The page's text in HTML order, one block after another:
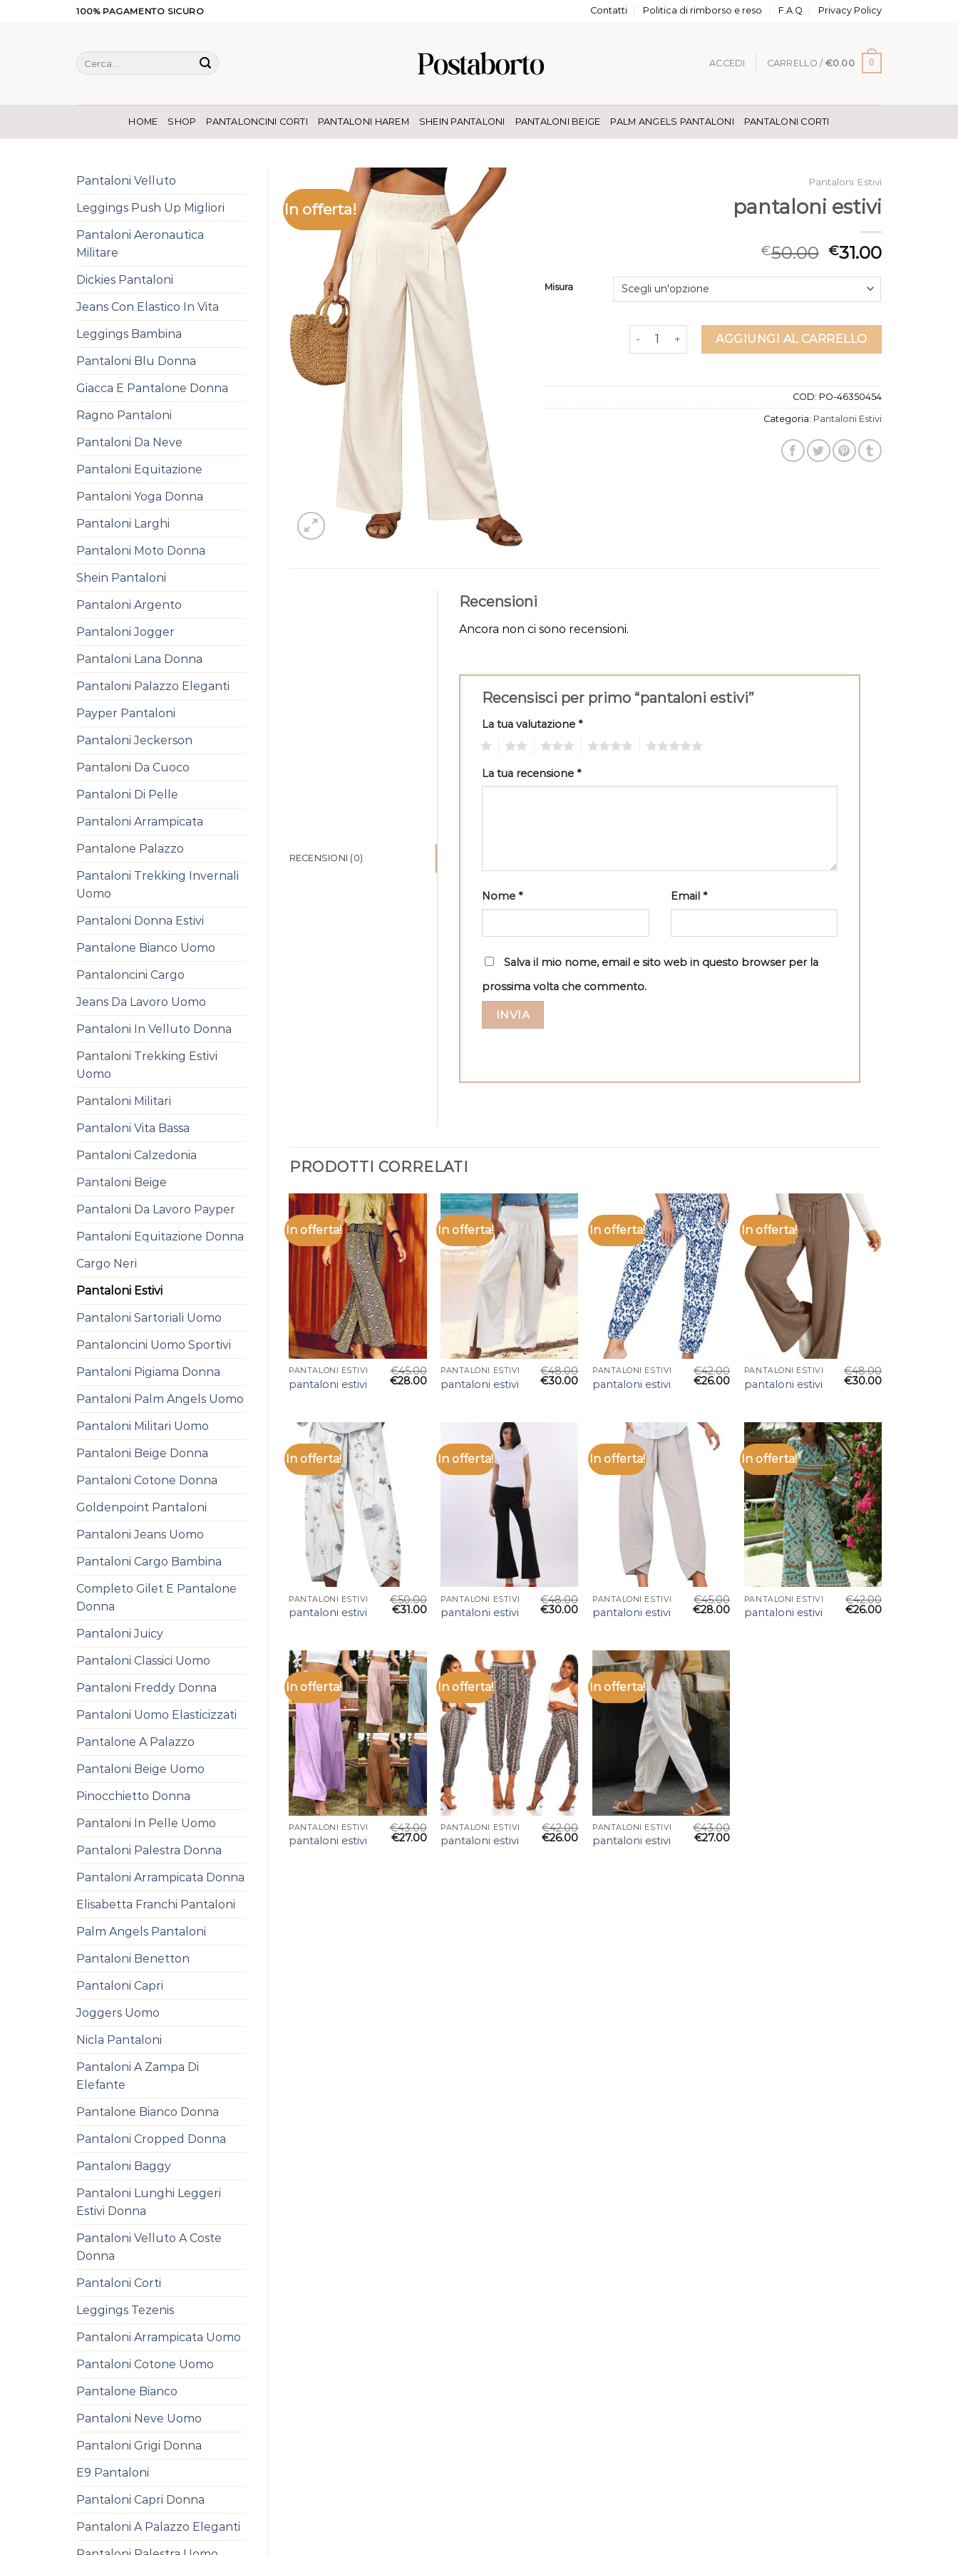
100% PAGAMENTO SICURO Contatti Politica di rimborso e reso F.A.Q Privacy Policy
Cerca:
ACCEDI CARRELLO / €0.00 0
HOME SHOP PANTALONCINI CORTI PANTALONI HAREM SHEIN PANTALONI PANTALONI BEIGE PALM ANGELS PANTALONI PANTALONI CORTI
Pantaloni Velluto
Leggings Push Up Migliori
Pantaloni Aeronautica
Militare
Dickies Pantaloni
Jeans Con Elastico In Vita
Leggings Bambina
Pantaloni Blu Donna
Giacca E Pantalone Donna
Ragno Pantaloni
Pantaloni Da Neve
Pantaloni Equitazione
Pantaloni Yoga Donna
Pantaloni Larghi
Pantaloni Moto Donna
Shein Pantaloni
Pantaloni Argento
Pantaloni Jogger
Pantaloni Lana Donna
Pantaloni Palazzo Eleganti
Payper Pantaloni
Pantaloni Jeckerson
Pantaloni Da Cuoco
Pantaloni Di Pelle
Pantaloni Arrampicata
Pantalone Palazzo
Pantaloni Trekking Invernali
Uomo
Pantaloni Donna Estivi
Pantalone Bianco Uomo
Pantaloncini Cargo
Jeans Da Lavoro Uomo
Pantaloni In Velluto Donna
Pantaloni Trekking Estivi
Uomo
Pantaloni Militari
Pantaloni Vita Bassa
Pantaloni Calzedonia
Pantaloni Beige
Pantaloni Da Lavoro Payper
Pantaloni Equitazione Donna
Cargo Neri
Pantaloni Estivi
Pantaloni Sartoriali Uomo
Pantaloncini Uomo Sportivi
Pantaloni Pigiama Donna
Pantaloni Palm Angels Uomo
Pantaloni Militari Uomo
Pantaloni Beige Donna
Pantaloni Cotone Donna
Goldenpoint Pantaloni
Pantaloni Jeans Uomo
Pantaloni Cargo Bambina
Completo Gilet E Pantalone
Donna
Pantaloni Juicy
Pantaloni Classici Uomo
Pantaloni Freddy Donna
Pantaloni Uomo Elasticizzati
Pantalone A Palazzo
Pantaloni Beige Uomo
Pinocchietto Donna
Pantaloni In Pelle Uomo
Pantaloni Palestra Donna
Pantaloni Arrampicata Donna
Elisabetta Franchi Pantaloni
Palm Angels Pantaloni
Pantaloni Benetton
Pantaloni Capri
Joggers Uomo
Nicla Pantaloni
Pantaloni A Zampa Di
Elefante
Pantalone Bianco Donna
Pantaloni Cropped Donna
Pantaloni Baggy
Pantaloni Lunghi Leggeri
Estivi Donna
Pantaloni Velluto A Coste
Donna
Pantaloni Corti
Leggings Tezenis
Pantaloni Arrampicata Uomo
Pantaloni Cotone Uomo
Pantalone Bianco
Pantaloni Neve Uomo
Pantaloni Grigi Donna
E9 Pantaloni
Pantaloni Capri Donna
Pantaloni A Palazzo Eleganti
In offerta!
Pantaloni Estivi
pantaloni estivi
€50.00 €31.00
Misura
pantaloni estivi quantitàAGGIUNGI AL CARRELLO
COD: PO-46350454
Categoria: Pantaloni Estivi
RECENSIONI (0)
Recensioni
Ancora non ci sono recensioni.
Recensisci per primo “pantaloni estivi”
La tua valutazione*
La tua recensione*
Nome* Email *
Salva il mio nome, email e sito web in questo browser per la
prossima volta che commento.
PRODOTTI CORRELATI
In offerta!
PANTALONI ESTIVI
pantaloni estivi
€45.00
€28.00
In offerta!
PANTALONI ESTIVI
pantaloni estivi
€48.00
€30.00
In offerta!
PANTALONI ESTIVI
pantaloni estivi
€42.00
€26.00
In offerta!
PANTALONI ESTIVI
pantaloni estivi
€48.00
€30.00
In offerta!
PANTALONI ESTIVI
pantaloni estivi
€50.00
€31.00
In offerta!
PANTALONI ESTIVI
pantaloni estivi
€48.00
€30.00
In offerta!
PANTALONI ESTIVI
pantaloni estivi
€45.00
€28.00
In offerta!
PANTALONI ESTIVI
pantaloni estivi
€42.00
€26.00
In offerta!
PANTALONI ESTIVI
pantaloni estivi
€43.00
€27.00
In offerta!
PANTALONI ESTIVI
pantaloni estivi
€42.00
€26.00
In offerta!
PANTALONI ESTIVI
pantaloni estivi
€43.00
€27.00